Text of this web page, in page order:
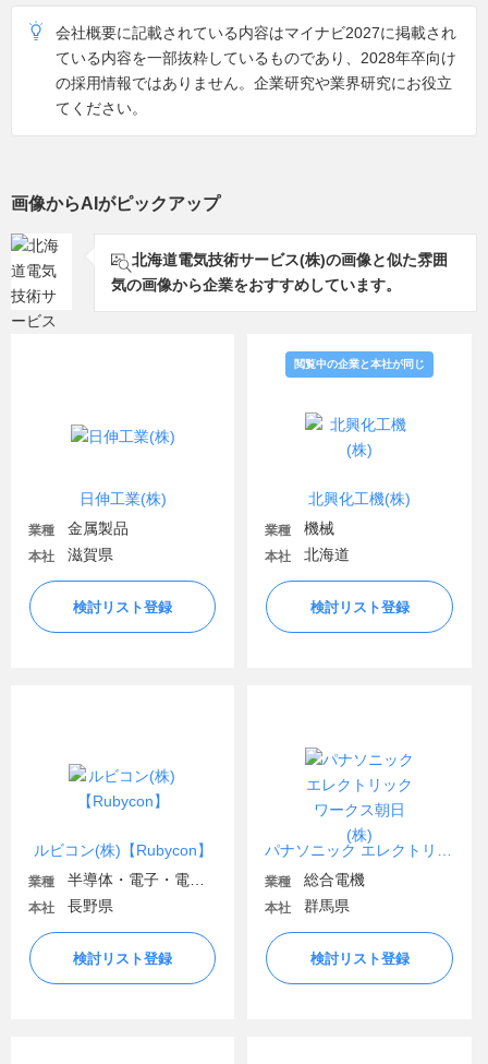
会社概要に記載されている内容はマイナビ2027に掲載され
ている内容を一部抜粋しているものであり、2028年卒向け
の採用情報ではありません。企業研究や業界研究にお役立
てください。
画像からAIがピックアップ
北海道電気技術サービス(株)の画像と似た雰囲
気の画像から企業をおすすめしています。
日伸工業(株)
業種 金属製品
本社 滋賀県
検討リスト登録
北興化工機(株)
閲覧中の企業と本社が同じ
業種 機械
本社 北海道
検討リスト登録
ルビコン(株)【Rubycon】
業種
本社 長野県
検討リスト登録
業種 総合電機
本社 群馬県
検討リスト登録